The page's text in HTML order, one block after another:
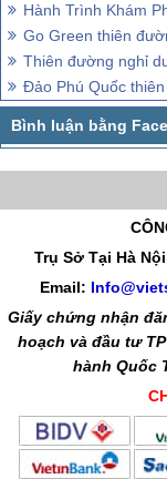
Hành Trình Khám
Go Green thiên đường
Thiên đường nghỉ
Đảo Phú Quốc
Trụ Sở Tại Hà
Email:
Giấy chứng nhận
hoạch và đầu tư
hành Quốc